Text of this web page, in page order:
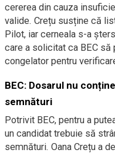
cererea din cauza
valide. Crețu susține că
Pilot, iar cerneala s-a
care a solicitat ca BEC
congelator pentru
BEC: Dosarul nu
semnături
Potrivit BEC, pentru a
un candidat trebuie să
semnături. Oana Crețu a